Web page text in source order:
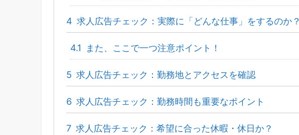
4 求人広告チェック：実際に「どんな仕事」をするのか？
4.1 また、ここで一つ注意ポイント！
5 求人広告チェック：勤務地とアクセスを確認
6 求人広告チェック：勤務時間も重要なポイント
7 求人広告チェック：希望に合った休暇・休日か？